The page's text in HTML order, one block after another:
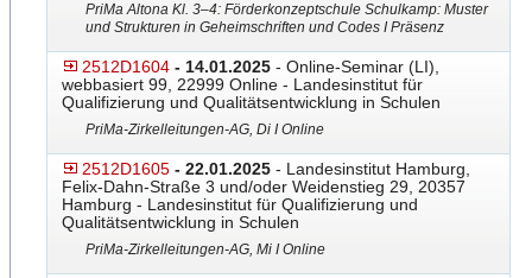
PriMa Altona Kl. 3–4: Förderkonzeptschule Schulkamp: Muster
und Strukturen in Geheimschriften und Codes I Präsenz
2512D1604 - 14.01.2025 - Online-Seminar (LI),
webbasiert 99, 22999 Online - Landesinstitut für
Qualifizierung und Qualitätsentwicklung in Schulen
PriMa-Zirkelleitungen-AG, Di I Online
2512D1605 - 22.01.2025 - Landesinstitut Hamburg,
Felix-Dahn-Straße 3 und/oder Weidenstieg 29, 20357
Hamburg - Landesinstitut für Qualifizierung und
Qualitätsentwicklung in Schulen
PriMa-Zirkelleitungen-AG, Mi I Online